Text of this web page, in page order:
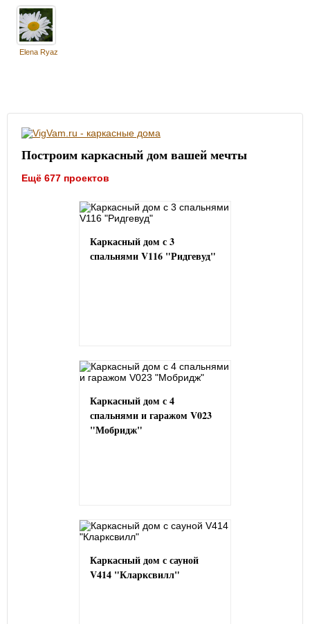
Elena Ryaz
Построим каркасный дом вашей мечты
Ещё 677 проектов
Каркасный дом с 3
спальнями V116 "Ридгевуд"
Каркасный дом с 4
спальнями и гаражом V023
"Мобридж"
Каркасный дом с сауной
V414 "Кларксвилл"